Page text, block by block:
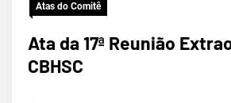
Atas do Comitê
Ata da 17ª Reunião
CBHSC